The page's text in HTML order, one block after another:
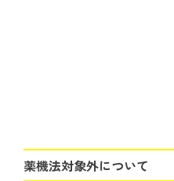
薬機法対象外について